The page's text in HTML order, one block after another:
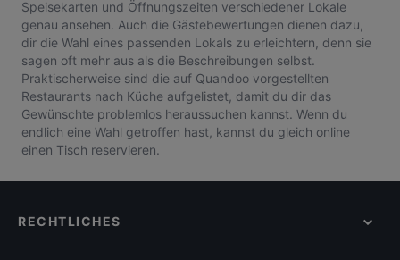
Speisekarten und Öffnungszeiten verschiedener Lokale
genau ansehen. Auch die Gästebewertungen dienen dazu,
dir die Wahl eines passenden Lokals zu erleichtern, denn sie
sagen oft mehr aus als die Beschreibungen selbst.
Praktischerweise sind die auf Quandoo vorgestellten
Restaurants nach Küche aufgelistet, damit du dir das
Gewünschte problemlos heraussuchen kannst. Wenn du
endlich eine Wahl getroffen hast, kannst du gleich online
einen Tisch reservieren.
RECHTLICHES